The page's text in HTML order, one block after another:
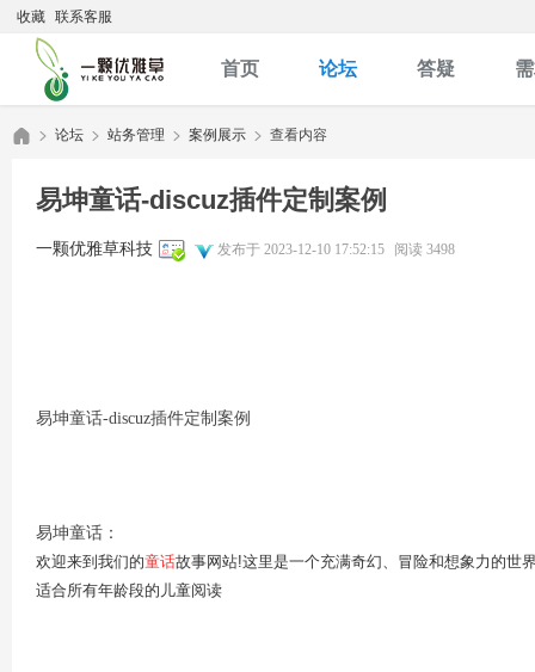
收藏 联系客服
首页 论坛 答疑
论坛
›
站务管理
›
案例展示 查看内容
易坤童话-discuz插件定制案例
一颗优雅草科技 发布于 2023-12-10 17:52:15 阅读 3498
易坤童话-discuz插件定制案例
易坤童话：
欢迎来到我们的童话故事网站!这里是一个充满奇幻、冒险和想象力的世
适合所有年龄段的儿童阅读